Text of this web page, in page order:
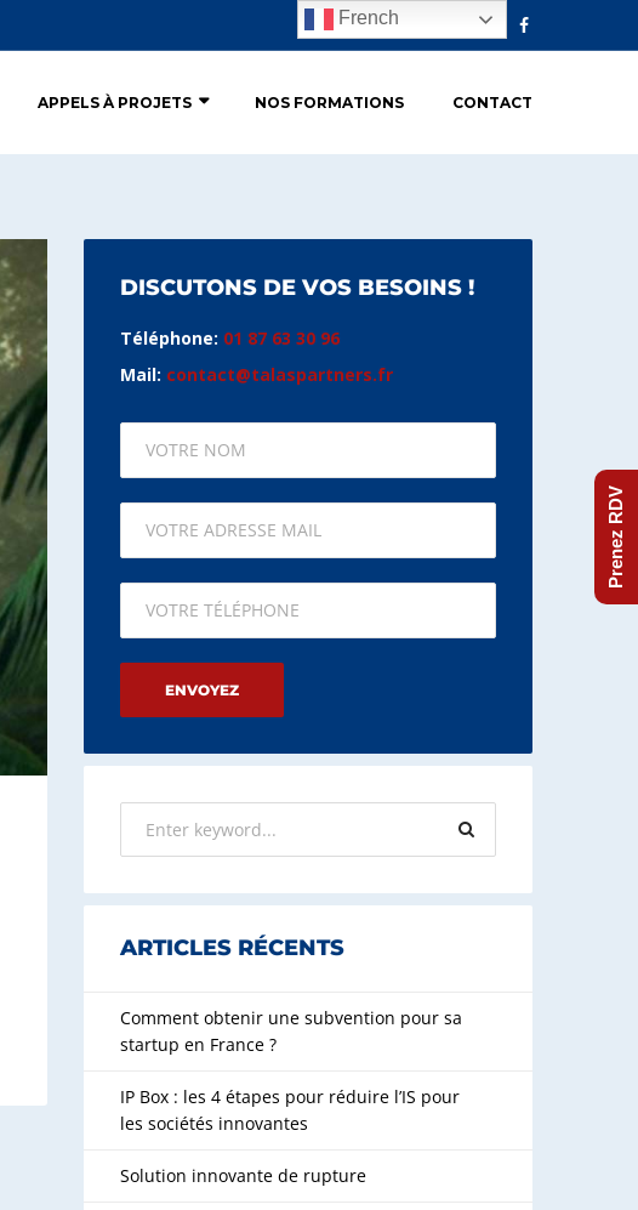
APPELS À PROJETS NOS FORMATIONS CONTACT
DISCUTONS DE VOS BESOINS !
Téléphone: 01 87 63 30 96
Mail: contact@talaspartners.fr
Please leave this field empty.
ARTICLES RÉCENTS
Comment obtenir une subvention pour sa
startup en France ?
IP Box : les 4 étapes pour réduire l’IS pour
les sociétés innovantes
Solution innovante de rupture
French
Prenez RDV